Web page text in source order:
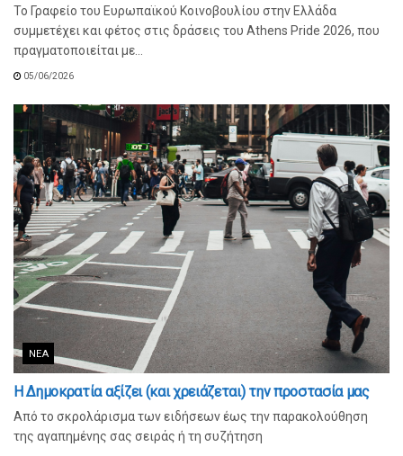
Το Γραφείο του Ευρωπαϊκού Κοινοβουλίου στην Ελλάδα
συμμετέχει και φέτος στις δράσεις του Athens Pride 2026, που
πραγματοποιείται με...
05/06/2026
ΝΈΑ
Η Δημοκρατία αξίζει (και χρειάζεται) την προστασία μας
Από το σκρολάρισμα των ειδήσεων έως την παρακολούθηση
της αγαπημένης σας σειράς ή τη συζήτηση